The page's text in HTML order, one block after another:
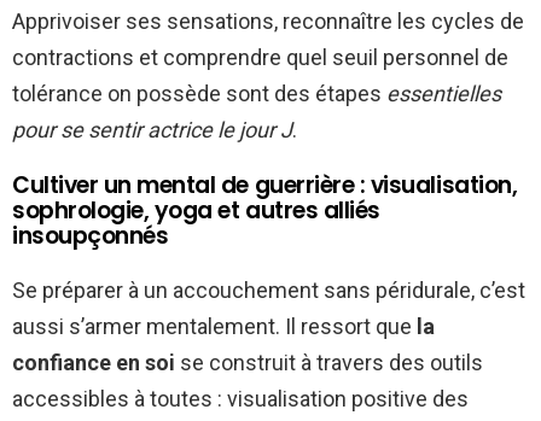
Apprivoiser ses sensations, reconnaître les cycles de
contractions et comprendre quel seuil personnel de
tolérance on possède sont des étapes essentielles
pour se sentir actrice le jour J.
Cultiver un mental de guerrière : visualisation,
sophrologie, yoga et autres alliés
insoupçonnés
Se préparer à un accouchement sans péridurale, c’est
aussi s’armer mentalement. Il ressort que la
confiance en soi se construit à travers des outils
accessibles à toutes : visualisation positive des